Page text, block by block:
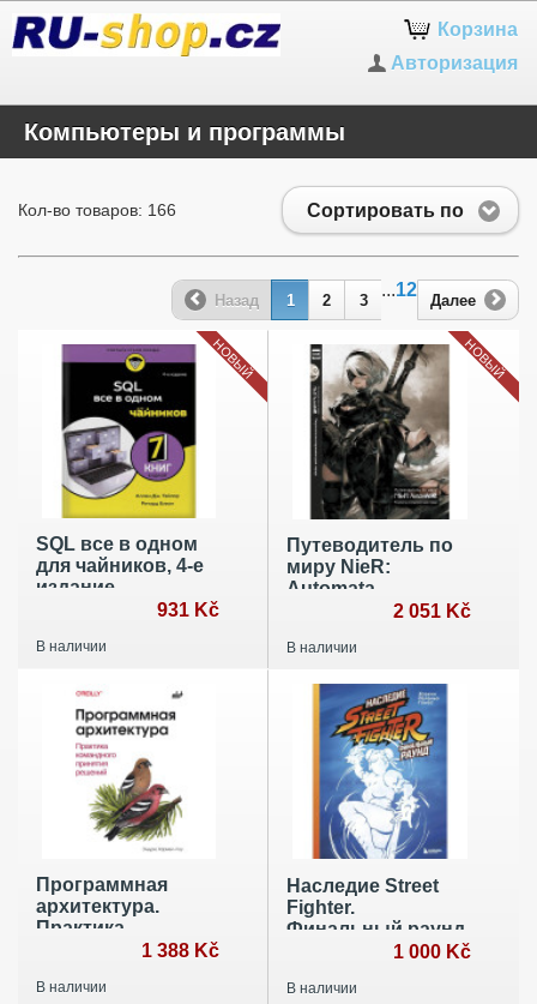
Корзина
Авторизация
Компьютеры и программы
Сортировать по
Кол-во товаров: 166
Назад 1 2 3
...12
Далее
SQL все в одном
для чайников, 4-е
издание
931 Kč
В наличии
НОВЫЙ
Путеводитель по
миру NieR:
Automata.
Результаты
руин города
2 051 Kč
В наличии
НОВЫЙ
Программная
архитектура.
Практика
командного1 388 Kč
В наличии
Наследие Street
Fighter.
Финальный раунд
1 000 Kč
В наличии